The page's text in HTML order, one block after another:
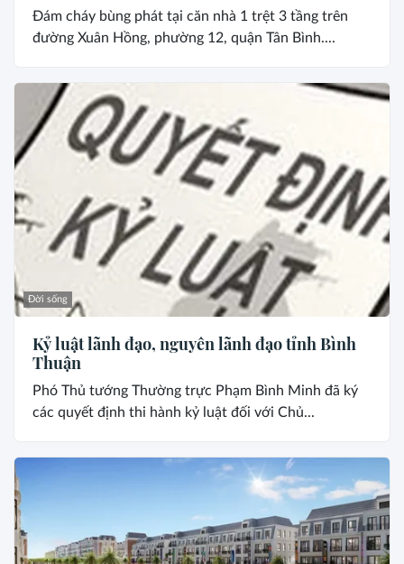
Đám cháy bùng phát tại căn nhà 1 trệt 3 tầng trên
đường Xuân Hồng, phường 12, quận Tân Bình....
Đời sống
Kỷ luật lãnh đạo, nguyên lãnh đạo tỉnh Bình
Thuận
Phó Thủ tướng Thường trực Phạm Bình Minh đã ký
các quyết định thi hành kỷ luật đối với Chủ...